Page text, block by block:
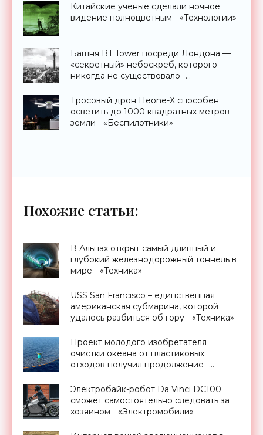
Китайские ученые сделали ночное
видение полноцветным - «Технологии»
Башня BT Tower посреди Лондона —
«секретный» небоскреб, которого
никогда не существовало -
Тросовый дрон Heone-X способен
осветить до 1000 квадратных метров
земли - «Беспилотники»
Похожие статьи:
В Альпах открыт самый длинный и
глубокий железнодорожный тоннель в
мире - «Техника»
USS San Francisco – единственная
американская субмарина, которой
удалось разбиться об гору - «Техника»
Проект молодого изобретателя
очистки океана от пластиковых
отходов получил продолжение -
Электробайк-робот Da Vinci DC100
сможет самостоятельно следовать за
хозяином - «Электромобили»